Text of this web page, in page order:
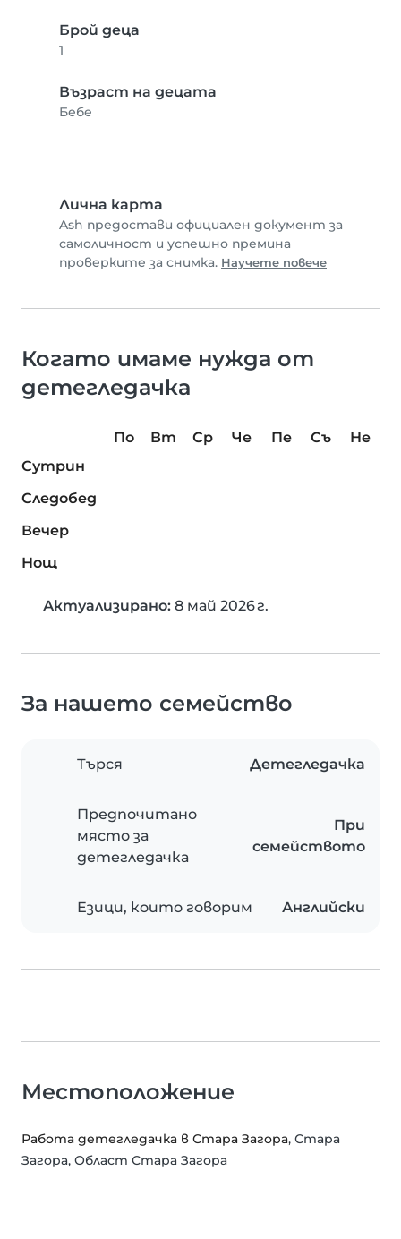
Брой деца
1
Възраст на децата
Бебе
Лична карта
Ash предостави официален документ за
самоличност и успешно премина
проверките за снимка. Научете повече
Когато имаме нужда от
детегледачка
По Вт Ср Че Пе Съ
Не
Сутрин
Следобед
Вечер
Нощ
Актуализирано: 8 май 2026 г.
За нашето семейство
Търся Детегледачка
Предпочитано
място за
детегледачка
При
семейството
Езици, които говорим Английски
Местоположение
Работа детегледачка в Стара Загора, Стара
Загора, Област Стара Загора